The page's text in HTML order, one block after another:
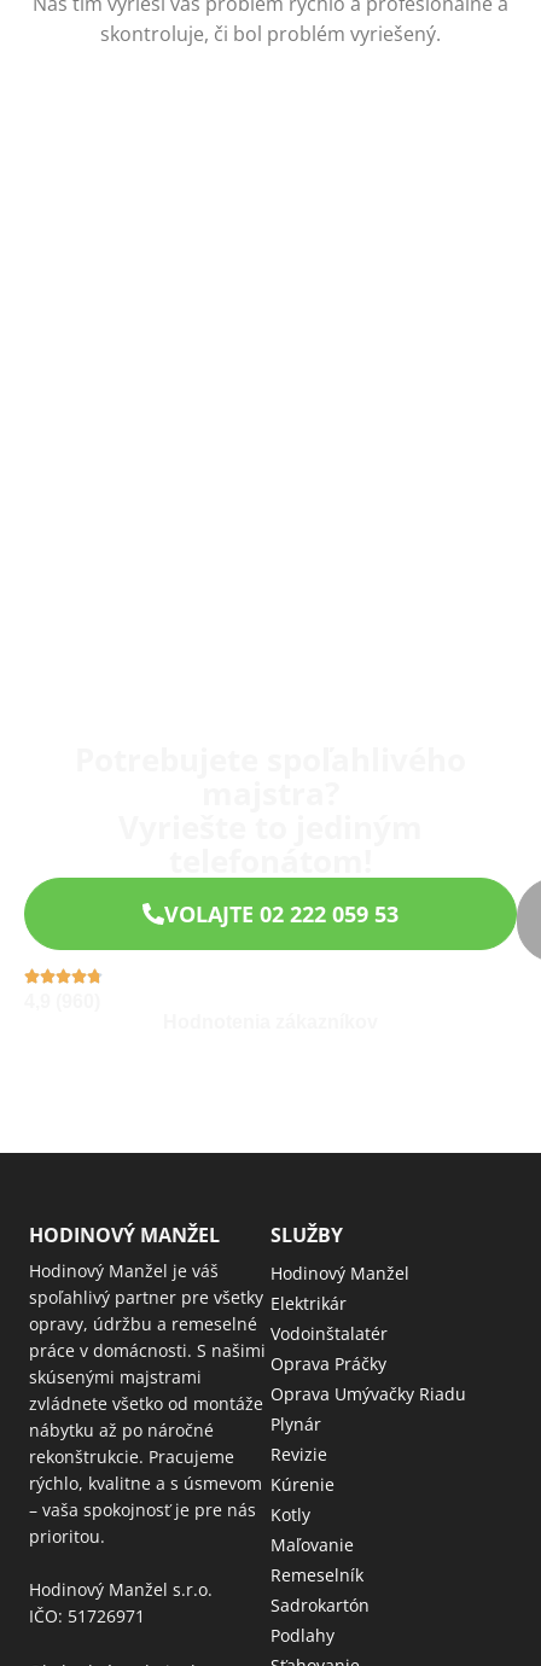
skontroluje, či bol problém vyriešený.
VOLAJTE 02 222 059 53
HODINOVÝ MANŽEL
Hodinový Manžel je váš
spoľahlivý partner pre všetky
opravy, údržbu a remeselné
práce v domácnosti. S našimi
skúsenými majstrami
zvládnete všetko od montáže
nábytku až po náročné
rekonštrukcie. Pracujeme
rýchlo, kvalitne a s úsmevom
– vaša spokojnosť je pre nás
prioritou.
Hodinový Manžel s.r.o.
IČO: 51726971
SLUŽBY
Hodinový Manžel
Elektrikár
Vodoinštalatér
Oprava Práčky
Oprava Umývačky Riadu
Plynár
Revizie
Kúrenie
Kotly
Maľovanie
Remeselník
Sadrokartón
Podlahy